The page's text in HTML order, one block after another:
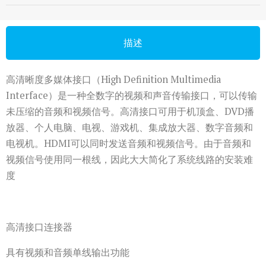
描述
高清晰度多媒体接口（High Definition Multimedia
Interface）是一种全数字的视频和声音传输接口，可以传输
未压缩的音频和视频信号。高清接口可用于机顶盒、DVD播
放器、个人电脑、电视、游戏机、集成放大器、数字音频和
电视机。HDMI可以同时发送音频和视频信号。由于音频和
视频信号使用同一根线，因此大大简化了系统线路的安装难
度
高清接口连接器
具有视频和音频单线输出功能